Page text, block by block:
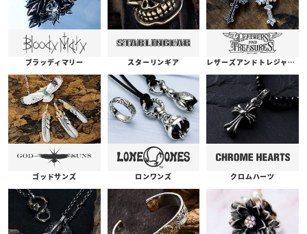
ブラッディマリー スターリンギア レザーズアンドトレジャーズ
ゴッドサンズ ロンワンズ クロムハーツ